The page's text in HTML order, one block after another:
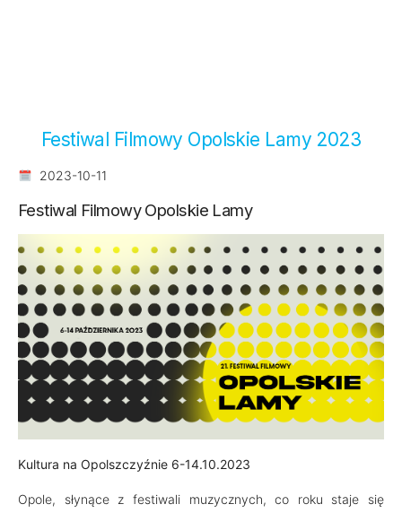
Festiwal Filmowy Opolskie Lamy 2023
2023-10-11
Festiwal Filmowy Opolskie Lamy
Kultura na Opolszczyźnie 6-14.10.2023
Opole, słynące z festiwali muzycznych, co roku staje się